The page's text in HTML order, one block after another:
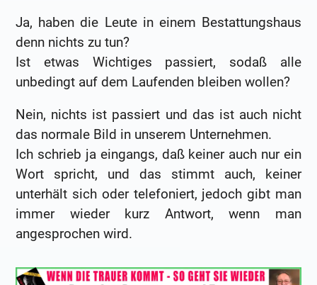
Ja, haben die Leute in einem Bestattungshaus
denn nichts zu tun?
Ist etwas Wichtiges passiert, sodaß alle
unbedingt auf dem Laufenden bleiben wollen?
Nein, nichts ist passiert und das ist auch nicht
das normale Bild in unserem Unternehmen.
Ich schrieb ja eingangs, daß keiner auch nur ein
Wort spricht, und das stimmt auch, keiner
unterhält sich oder telefoniert, jedoch gibt man
immer wieder kurz Antwort, wenn man
angesprochen wird.